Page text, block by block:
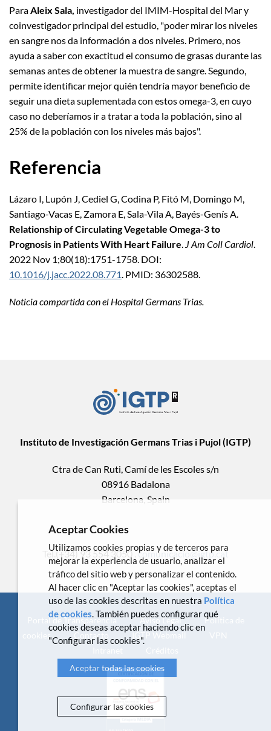
ParaAleix Sala, investigador del IMIM-Hospital del Mar y
coinvestigador principal del estudio, "poder mirar los niveles
en sangre nos da información a dos niveles. Primero, nos
ayuda a saber con exactitud el consumo de grasas durante las
semanas antes de obtener la muestra de sangre. Segundo,
permite identificar mejor quién tendría mayor beneficio de
seguir una dieta suplementada con estos omega-3, en cuyo
caso no deberíamos ir a tratar a toda la población, sino al
25% de la población con los niveles más bajos".
Referencia
Lázaro I, Lupón J, Cediel G, Codina P, Fitó M, Domingo M,
Santiago-Vacas E, Zamora E, Sala-Vila A, Bayés-Genís A.
Relationship of Circulating Vegetable Omega-3 to
Prognosis in Patients With Heart Failure. J Am Coll Cardiol.
2022 Nov 1;80(18):1751-1758. DOI:
10.1016/j.jacc.2022.08.771. PMID: 36302588.
Noticia compartida con el Hospital Germans Trias.
Instituto de Investigación Germans Trias i Pujol (IGTP)
Ctra de Can Ruti, Camí de les Escoles s/n
08916 Badalona
Barcelona, Spain
Tel.(+34) 93 554 3050 .comunicacio@igtp.cat
Portal de Transparencia Aviso Legal
Política de
cookies
Contacto IGTP Webmail
Aceptar Cookies
Utilizamos cookies propias y de terceros para
mejorar la experiencia de usuario, analizar el
tráfico del sitio web y personalizar el contenido.
Al hacer clic en "Aceptar las cookies", aceptas el
uso de las cookies descritas en nuestra Política
de cookies. También puedes configurar qué
cookies deseas aceptar haciendo clic en
"Configurar las cookies".
Aceptar todas las cookies
Configurar las cookies